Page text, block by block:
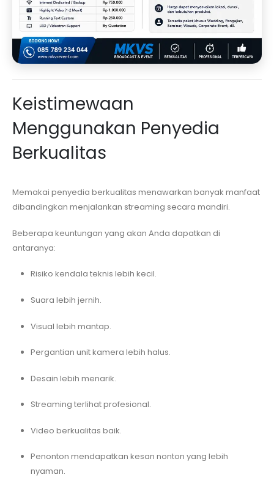
Keistimewaan
Menggunakan Penyedia
Berkualitas
Memakai penyedia berkualitas menawarkan banyak manfaat
dibandingkan menjalankan streaming secara mandiri.
Beberapa keuntungan yang akan Anda dapatkan di
antaranya:
Risiko kendala teknis lebih kecil.
Suara lebih jernih.
Visual lebih mantap.
Pergantian unit kamera lebih halus.
Desain lebih menarik.
Streaming terlihat profesional.
Video berkualitas baik.
Penonton mendapatkan kesan nonton yang lebih
nyaman.